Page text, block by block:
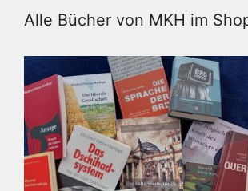
Alle Bücher von MKH im